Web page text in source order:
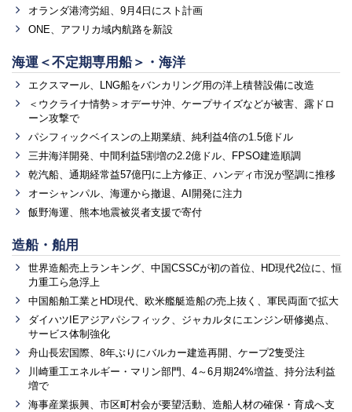
オランダ港湾労組、9月4日にスト計画
ONE、アフリカ域内航路を新設
海運＜不定期専用船＞・海洋
エクスマール、LNG船をバンカリング用の洋上積替設備に改造
＜ウクライナ情勢＞オデーサ沖、ケープサイズなどが被害、露ドロ
ーン攻撃で
パシフィックベイスンの上期業績、純利益4倍の1.5億ドル
三井海洋開発、中間利益5割増の2.2億ドル、FPSO建造順調
乾汽船、通期経常益57億円に上方修正、ハンディ市況が堅調に推移
オーシャンパル、海運から撤退、AI開発に注力
飯野海運、熊本地震被災者支援で寄付
造船・舶用
世界造船売上ランキング、中国CSSCが初の首位、HD現代2位に、恒
力重工ら急浮上
中国船舶工業とHD現代、欧米艦艇造船の売上抜く、軍民両面で拡大
ダイハツIEアジアパシフィック、ジャカルタにエンジン研修拠点、
サービス体制強化
舟山長宏国際、8年ぶりにバルカー建造再開、ケープ2隻受注
川崎重工エネルギー・マリン部門、4～6月期24%増益、持分法利益
増で
海事産業振興、市区町村会が要望活動、造船人材の確保・育成へ支